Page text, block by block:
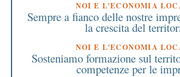
NOI E L'ECONOMIA
Sempre a fianco delle nostre
la crescita del
NOI E L'ECONOMIA
Sosteniamo formazione sul
competenze per le